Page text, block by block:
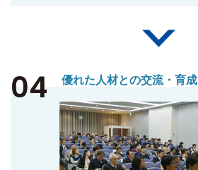
04 優れた人材との交流・育成